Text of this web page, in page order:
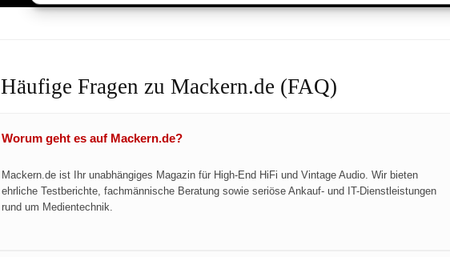
Häufige Fragen zu Mackern.de (FAQ)
Worum geht es auf Mackern.de?
Mackern.de ist Ihr unabhängiges Magazin für High-End HiFi und Vintage Audio. Wir bieten
ehrliche Testberichte, fachmännische Beratung sowie seriöse Ankauf- und IT-Dienstleistungen
rund um Medientechnik.